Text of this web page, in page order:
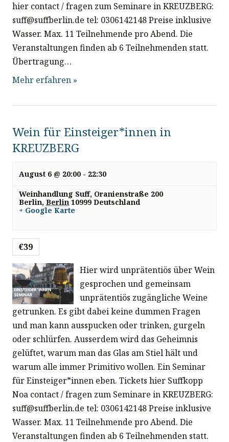
hier contact / fragen zum Seminare in KREUZBERG:
suff@suffberlin.de tel: 0306142148 Preise inklusive
Wasser. Max. 11 Teilnehmende pro Abend. Die
Veranstaltungen finden ab 6 Teilnehmenden statt.
Übertragung…
Mehr erfahren »
Wein für Einsteiger*innen in
KREUZBERG
August 6 @ 20:00 - 22:30
Weinhandlung Suff, Oranienstraße 200
Berlin, Berlin 10999 Deutschland
+ Google Karte
€39
Hier wird unprätentiös über Wein
gesprochen und gemeinsam
unprätentiös zugängliche Weine
getrunken. Es gibt dabei keine dummen Fragen
und man kann ausspucken oder trinken, gurgeln
oder schlürfen. Ausserdem wird das Geheimnis
gelüftet, warum man das Glas am Stiel hält und
warum alle immer Primitivo wollen. Ein Seminar
für Einsteiger*innen eben. Tickets hier Suffkopp
Noa contact / fragen zum Seminare in KREUZBERG:
suff@suffberlin.de tel: 0306142148 Preise inklusive
Wasser. Max. 11 Teilnehmende pro Abend. Die
Veranstaltungen finden ab 6 Teilnehmenden statt.